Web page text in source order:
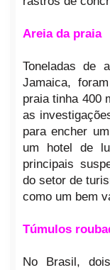
Areia da praia
Toneladas de
Jamaica,
praia tinha 400
as
para encher
um hotel de
principais
do setor de
como um bem
Túmulos
No Brasil,